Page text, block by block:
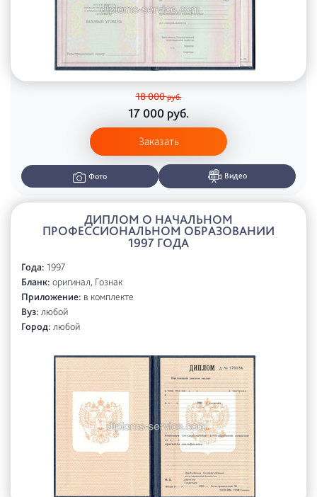
18 000руб.
17 000 руб.
Заказать
Фото Видео
ДИПЛОМ О НАЧАЛЬНОМ
ПРОФЕССИОНАЛЬНОМ ОБРАЗОВАНИИ
1997 ГОДА
Года: 1997
Бланк: оригинал, Гознак
Приложение: в комплекте
Вуз: любой
Город: любой